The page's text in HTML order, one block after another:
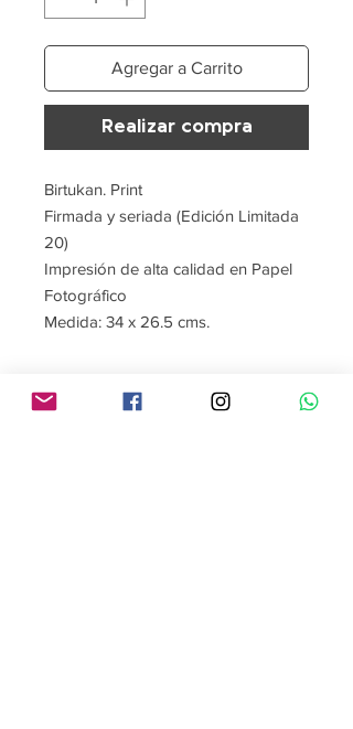
Agregar a Carrito
Realizar compra
Birtukan. Print
Firmada y seriada (Edición Limitada
20)
Impresión de alta calidad en Papel
Fotográfico
Medida: 34 x 26.5 cms.